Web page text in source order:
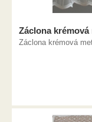
Záclona krémová
Záclona krémová